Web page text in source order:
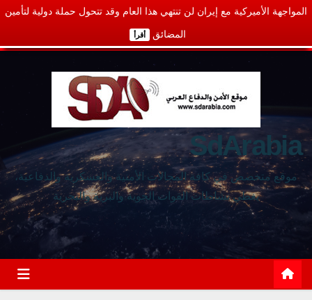
المواجهة الأميركية مع إيران لن تنتهي هذا العام وقد تتحول حملة دولية لتأمين
المضائق أقرأ
SdArabia
موقع متخصص في كافة المجالات الأمنية والعسكرية والدفاعية،
يغطي نشاطات القوات الجوية والبرية والبحرية